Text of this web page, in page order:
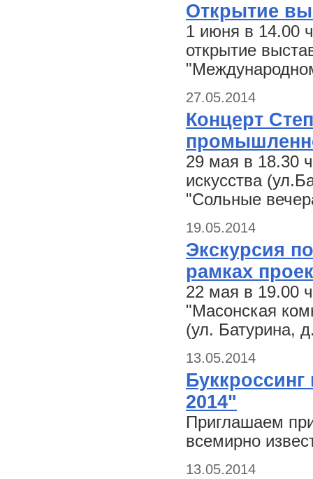
Открытие
1 июня в 14.00
открытие
27.05.2014
Концерт
29 мая в 18.30
искусства
"Сольные
19.05.2014
Экскурсия
рамках
22 мая в 19.00
"Масонская
(ул. Батурина,
13.05.2014
2014"
Приглашаем
всемирно
13.05.2014